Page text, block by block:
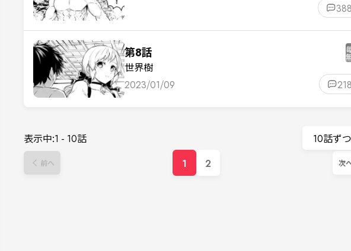
388
第8話
世界樹
2023/01/09 218
表示中:1 - 10話 10話ず
前へ 1 2 次